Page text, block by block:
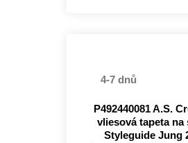
4-7 dnů
P492440081 A.S.
vliesová tapeta na
Styleguide Jung